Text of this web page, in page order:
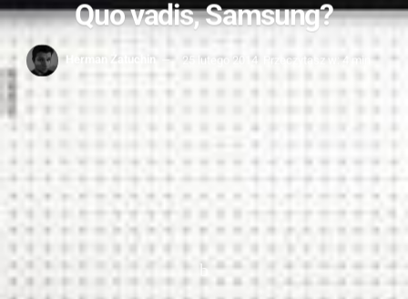
Quo vadis, Samsung?
Herman Żatuchin 25 lutego 2014 Przeczytasz w: 4 min